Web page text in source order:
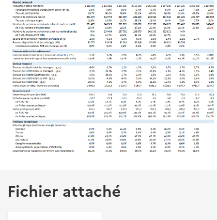
Fichier attaché